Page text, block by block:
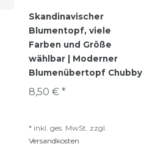
Skandinavischer
Blumentopf, viele
Farben und Größe
wählbar | Moderner
Blumenübertopf Chubby
8,50 € *
* inkl. ges. MwSt. zzgl.
Versandkosten